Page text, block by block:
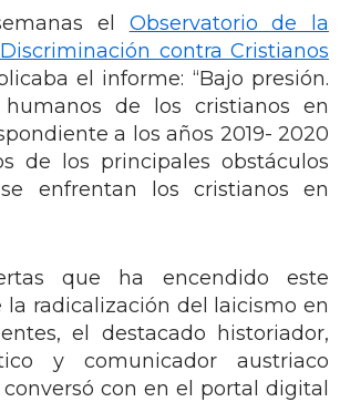
el Observatorio de la
contra Cristianos
el informe: “Bajo presión.
humanos de los cristianos en
a los años 2019- 2020
de los principales obstáculos
enfrentan los cristianos en
que ha encendido este
radicalización del laicismo en
el destacado historiador,
y comunicador austriaco
con en el portal digital